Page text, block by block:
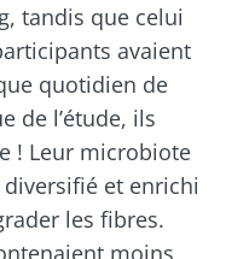
tandis que celui
avaient
quotidien de
de l’étude, ils
! Leur microbiote
diversifié et enrichi
les fibres.
moins
si vite !